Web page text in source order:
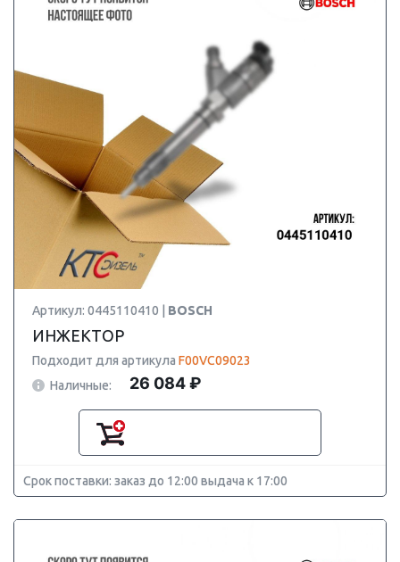
Артикул: 0445110410 | BOSCH
ИНЖЕКТОР
Подходит для артикула F00VC09023
Наличные:
26 084 ₽
Срок поставки: заказ до 12:00 выдача к 17:00